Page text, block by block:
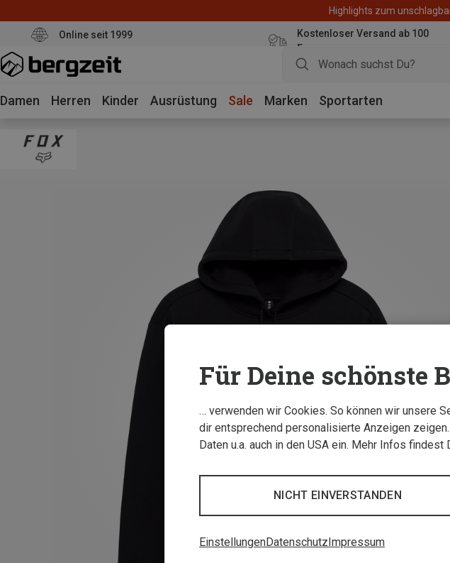
Highlights zum
Online seit 1999
Kostenloser Versand ab 100
Euro
Damen Herren Kinder Ausrüstung Sale Marken Sportarten
Für Deine schönste
… verwenden wir Cookies. So können wir unsere
dir entsprechend personalisierte Anzeigen
Daten u.a. auch in den USA ein. Mehr Infos findest
NICHT EINVERSTANDEN
EinstellungenDatenschutz Impressum